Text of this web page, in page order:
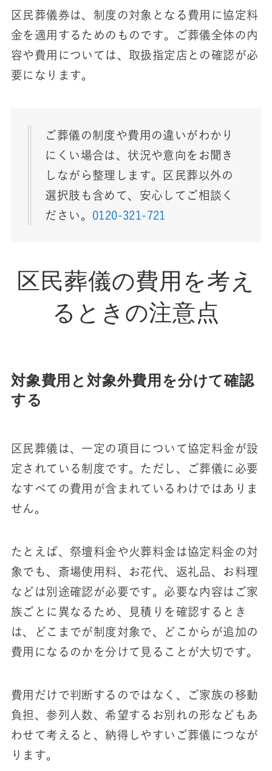
区民葬儀券は、制度の対象となる費用に協定料
金を適用するためのものです。ご葬儀全体の内
容や費用については、取扱指定店との確認が必
要になります。
ご葬儀の制度や費用の違いがわかり
にくい場合は、状況や意向をお聞き
しながら整理します。区民葬以外の
選択肢も含めて、安心してご相談く
ださい。 0120-321-721
区民葬儀の費用を考え
るときの注意点
対象費用と対象外費用を分けて確認
する
区民葬儀は、一定の項目について協定料金が設
定されている制度です。ただし、ご葬儀に必要
なすべての費用が含まれているわけではありま
せん。
たとえば、祭壇料金や火葬料金は協定料金の対
象でも、斎場使用料、お花代、返礼品、お料理
などは別途確認が必要です。必要な内容はご家
族ごとに異なるため、見積りを確認するとき
は、どこまでが制度対象で、どこからが追加の
費用になるのかを分けて見ることが大切です。
費用だけで判断するのではなく、ご家族の移動
負担、参列人数、希望するお別れの形などもあ
わせて考えると、納得しやすいご葬儀につなが
ります。